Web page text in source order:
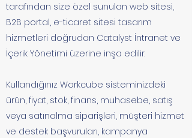
tarafından size özel sunulan web sitesi,
B2B portal, e-ticaret sitesi tasarım
hizmetleri doğrudan Catalyst İntranet ve
İçerik Yönetimi üzerine inşa edilir.
Kullandığınız Workcube sisteminizdeki
ürün, fiyat, stok, finans, muhasebe, satış
veya satınalma siparişleri, müşteri hizmet
ve destek başvuruları, kampanya